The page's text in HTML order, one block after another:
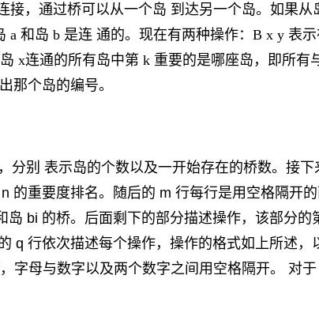
接，通过桥可以从一个岛 到达另一个岛。如果从
和岛 b 是连 通的。现在有两种操作：B x y 表
x连通的所有岛中第 k 重要的是哪座岛，即所有
那个岛的编号。
分别 表示岛的个数以及一开始存在的桥数。接下
的重要度排名。随后的 m 行每行是用空格隔开
bi 的桥。后面剩下的部分描述操作，该部分的
q 行依次描述每个操作，操作的格式如上所述，
字母与数字以及两个数字之间用空格隔开。 对